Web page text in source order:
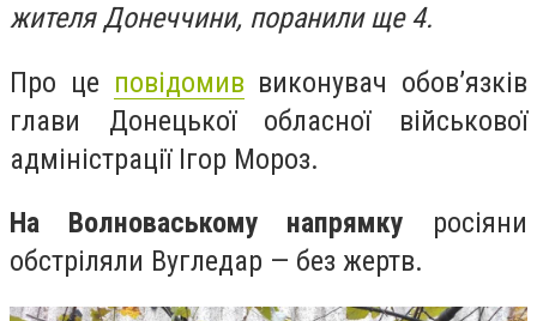
жителя Донеччини, поранили ще 4.
Про це повідомив виконувач обов’язків
глави Донецької обласної військової
адміністрації Ігор Мороз.
На Волноваському напрямку росіяни
обстріляли Вугледар — без жертв.